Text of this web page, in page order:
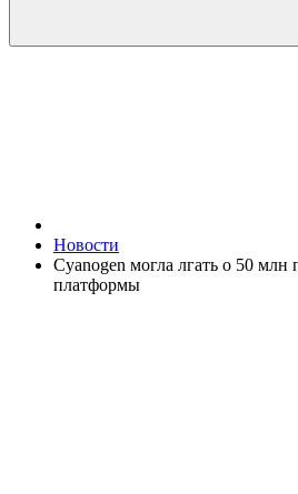
Новости
Cyanogen могла лгать о 50 млн
платформы